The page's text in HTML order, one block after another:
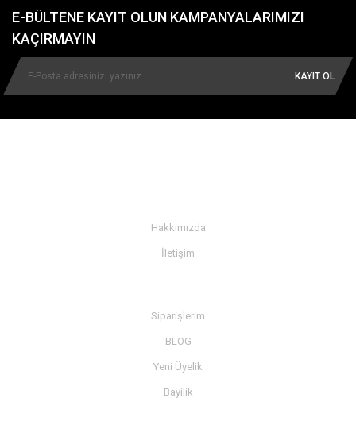
E-BÜLTENE KAYIT OLUN KAMPANYALARIMIZI
KAÇIRMAYIN
KAYIT OL
Hakkımızda
İletişim
Siparişlerim
BLOG
Yeni Üyelik
Bayilik